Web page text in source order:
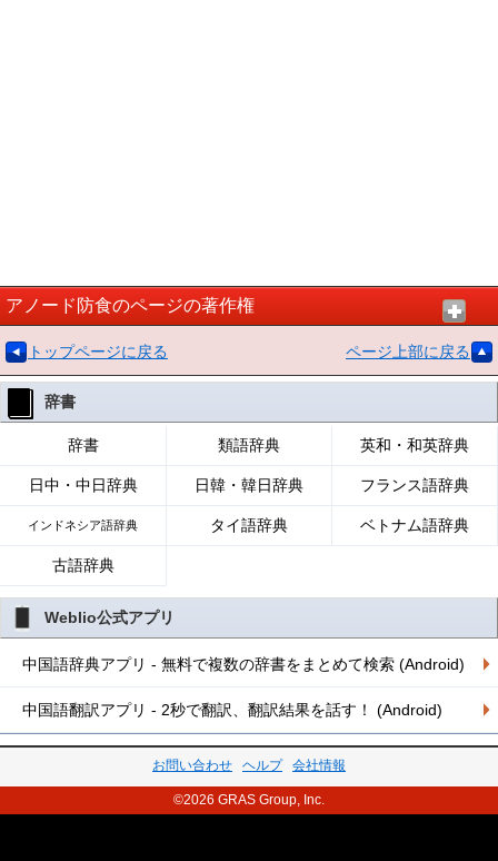
アノード防食のページの著作権
トップページに戻る ページ上部に戻る
辞書
辞書 類語辞典 英和・和英辞典
日中・中日辞典 日韓・韓日辞典 フランス語辞典
インドネシア語辞典 タイ語辞典 ベトナム語辞典
古語辞典
Weblio公式アプリ
中国語辞典アプリ - 無料で複数の辞書をまとめて検索 (Android)
中国語翻訳アプリ - 2秒で翻訳、翻訳結果を話す！ (Android)
お問い合わせ ヘルプ 会社情報
©2026 GRAS Group, Inc.